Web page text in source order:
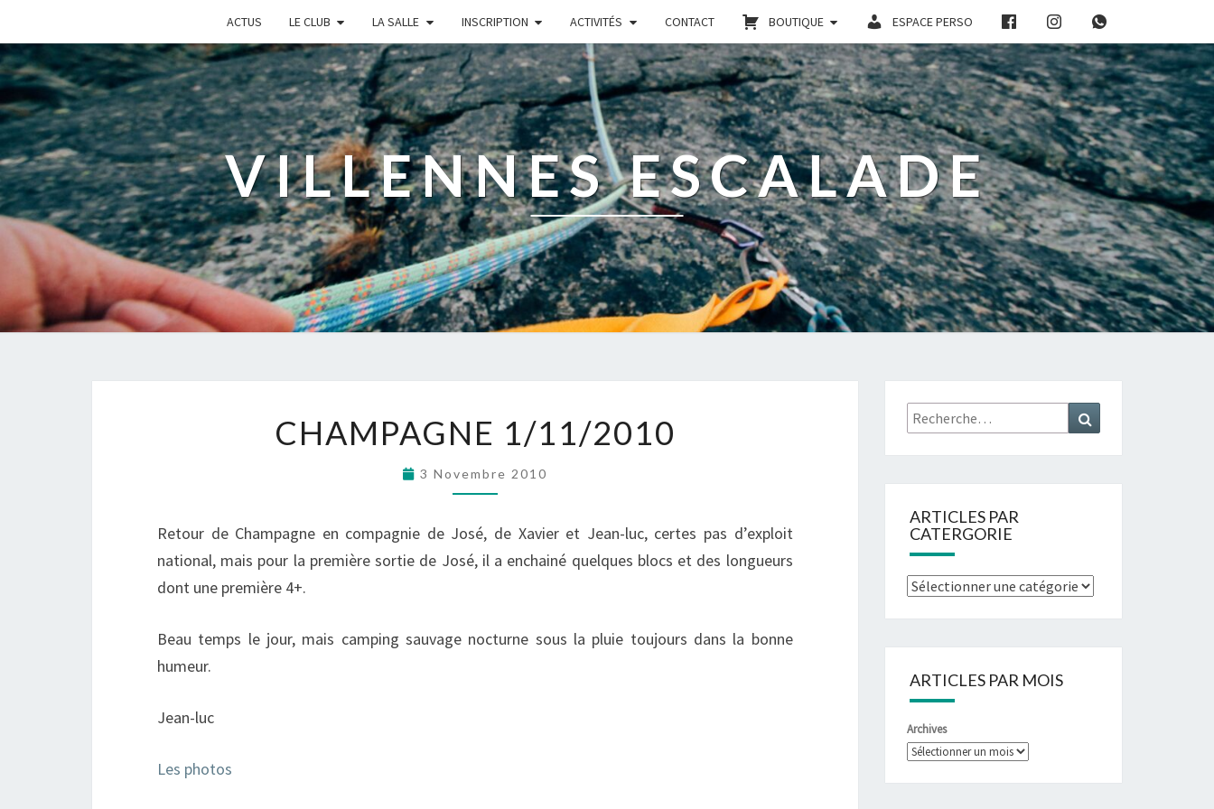
ACTUS LE CLUB LA SALLE INSCRIPTION ACTIVITÉS CONTACT BOUTIQUE ESPACE PERSO
VILLENNES ESCALADE
CHAMPAGNE 1/11/2010
3 Novembre 2010
Retour de Champagne en compagnie de José, de Xavier et Jean-luc, certes pas d’exploit
national, mais pour la première sortie de José, il a enchainé quelques blocs et des longueurs
dont une première 4+.
Beau temps le jour, mais camping sauvage nocturne sous la pluie toujours dans la bonne
humeur.
Jean-luc
Les photos
ARTICLES PAR
CATERGORIE
ARTICLES PAR MOIS
Archives